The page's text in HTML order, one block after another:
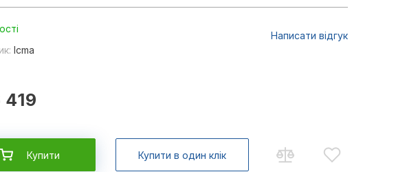
Icma
Написати відгук
419
Купити Купити в один клік